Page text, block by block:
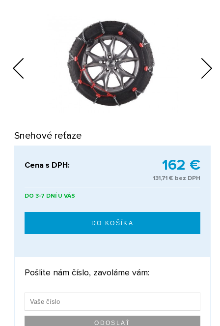
Previous Next
Snehové reťaze
Cena s DPH: 162 €
131,71 € bez DPH
DO 3-7 DNÍ U VÁS
Pošlite nám číslo, zavoláme vám: